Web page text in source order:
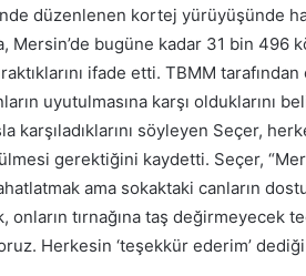
düzenlenen kortej yürüyüşünde
bugüne kadar 31 bin 496
ifade etti. TBMM
uyutulmasına karşı olduklarını
karşıladıklarını söyleyen Seçer,
gerektiğini kaydetti. Seçer,
ama sokaktaki canların
onların tırnağına taş değirmeyecek
Herkesin ‘teşekkür ederim’